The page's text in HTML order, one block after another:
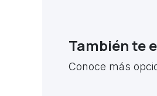
También te
Conoce más